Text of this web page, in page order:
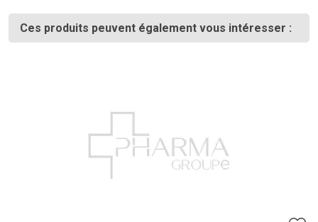
Ces produits peuvent également vous intéresser :